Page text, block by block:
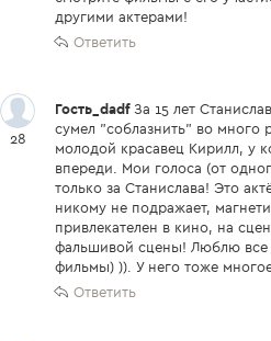
другими актерами!
Ответить
28
Гость_dadfЗа 15 лет
сумел "соблазнить" во много
молодой красавец Кирилл, у
впереди. Мои голоса (от
только за Станислава! Это
никому не подражает,
привлекателен в кино, на
фальшивой сцены! Люблю все
фильмы) )). У него тоже
Ответить